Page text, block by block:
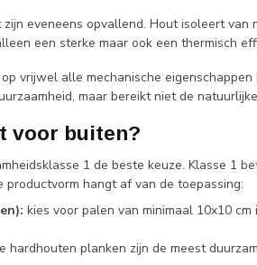
eveneens opvallend. Hout isoleert
een sterke maar ook een thermisch
vrijwel alle mechanische
maar bereikt niet de
voor buiten?
1 de beste keuze. Klasse
hangt af van de toepassing:
kies voor palen van minimaal 10x10
hardhouten planken zijn de meest